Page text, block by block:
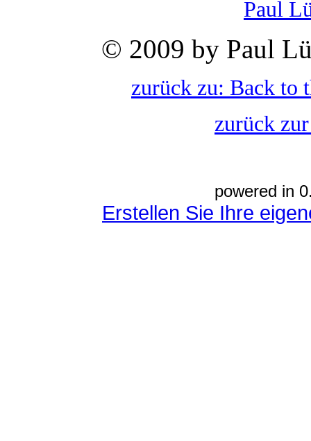
Paul
© 2009 by Paul
zurück zu: Back to
zurück
powered in
Erstellen Sie Ihre